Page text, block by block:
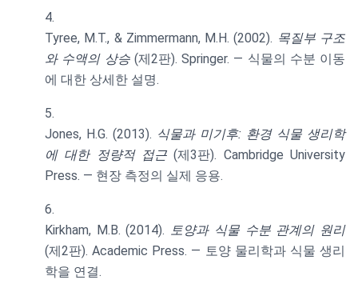
Tyree, M.T., & Zimmermann, M.H. (2002). 목질부 구조
와 수액의 상승(제2판). Springer. — 식물의 수분 이동
에 대한 상세한 설명.
Jones, H.G. (2013). 식물과 미기후: 환경 식물 생리학
에 대한 정량적 접근 (제3판). Cambridge University
Press. — 현장 측정의 실제 응용.
Kirkham, M.B. (2014). 토양과 식물 수분 관계의 원리
(제2판). Academic Press. — 토양 물리학과 식물 생리
학을 연결.